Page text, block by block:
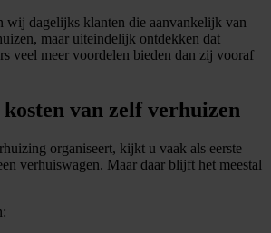
wij dagelijks klanten die aanvankelijk van
maar uiteindelijk ontdekken dat
veel meer voordelen bieden dan zij vooraf
van zelf verhuizen
organiseert, kijkt u vaak als eerste
verhuiswagen. Maar daar blijft het meestal